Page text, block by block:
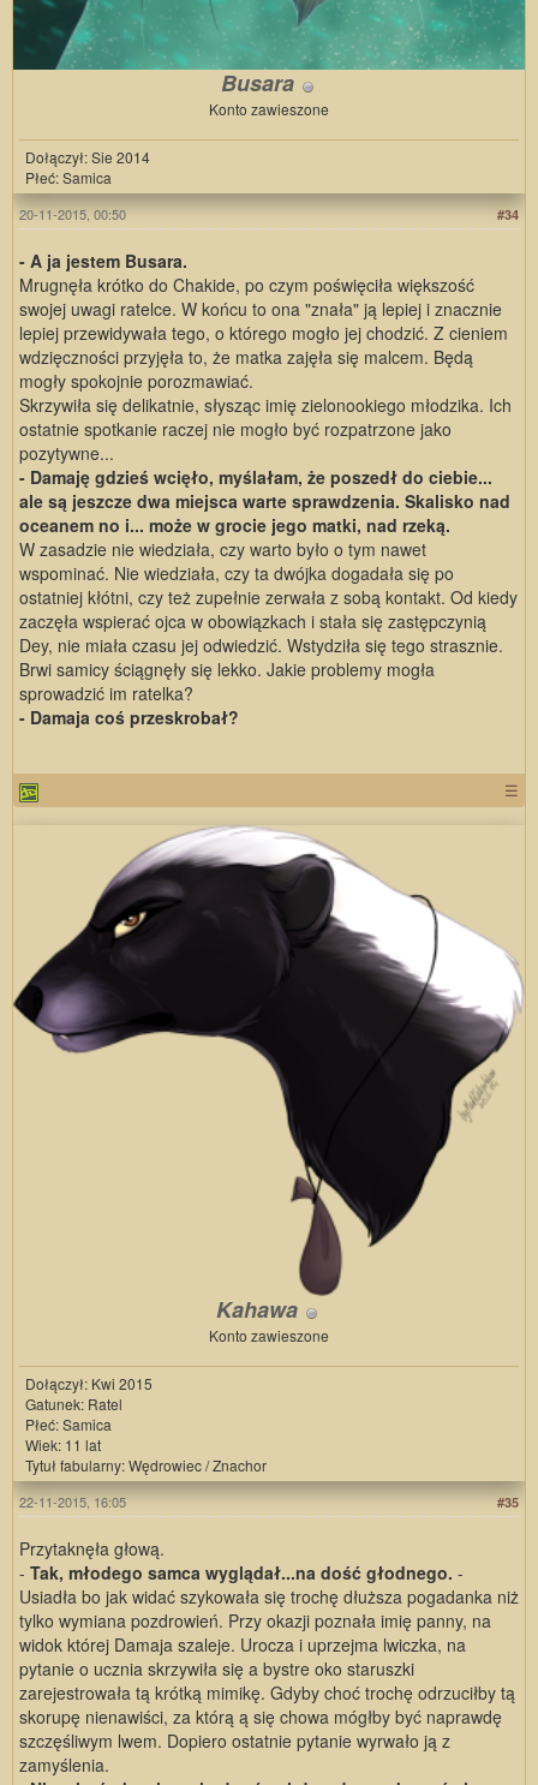
Busara
Konto zawieszone
Dołączył: Sie 2014
Płeć: Samica
#34
20-11-2015, 00:50
- A ja jestem Busara.
Mrugnęła krótko do Chakide, po czym poświęciła większość
swojej uwagi ratelce. W końcu to ona "znała" ją lepiej i znacznie
lepiej przewidywała tego, o którego mogło jej chodzić. Z cieniem
wdzięczności przyjęła to, że matka zajęła się malcem. Będą
mogły spokojnie porozmawiać.
Skrzywiła się delikatnie, słysząc imię zielonookiego młodzika. Ich
ostatnie spotkanie raczej nie mogło być rozpatrzone jako
pozytywne...
- Damaję gdzieś wcięło, myślałam, że poszedł do ciebie...
ale są jeszcze dwa miejsca warte sprawdzenia. Skalisko nad
oceanem no i... może w grocie jego matki, nad rzeką.
W zasadzie nie wiedziała, czy warto było o tym nawet
wspominać. Nie wiedziała, czy ta dwójka dogadała się po
ostatniej kłótni, czy też zupełnie zerwała z sobą kontakt. Od kiedy
zaczęła wspierać ojca w obowiązkach i stała się zastępczynią
Dey, nie miała czasu jej odwiedzić. Wstydziła się tego strasznie.
Brwi samicy ściągnęły się lekko. Jakie problemy mogła
sprowadzić im ratelka?
- Damaja coś przeskrobał?
☰
Kahawa
Konto zawieszone
Dołączył: Kwi 2015
Gatunek: Ratel
Płeć: Samica
Wiek: 11 lat
Tytuł fabularny: Wędrowiec / Znachor
#35
22-11-2015, 16:05
Przytaknęła głową.
- Tak, młodego samca wyglądał...na dość głodnego. -
Usiadła bo jak widać szykowała się trochę dłuższa pogadanka niż
tylko wymiana pozdrowień. Przy okazji poznała imię panny, na
widok której Damaja szaleje. Urocza i uprzejma lwiczka, na
pytanie o ucznia skrzywiła się a bystre oko staruszki
zarejestrowała tą krótką mimikę. Gdyby choć trochę odrzuciłby tą
skorupę nienawiści, za którą ą się chowa mógłby być naprawdę
szczęśliwym lwem. Dopiero ostatnie pytanie wyrwało ją z
zamyślenia.